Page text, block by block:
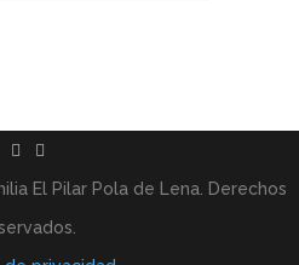
El Pilar Pola de Lena. Derechos